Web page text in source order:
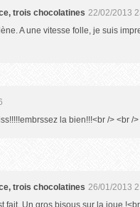
trois chocolatines 22/02/2013
A une vitesse folle, je suis
la bien!!!<br /> <br /
trois chocolatines 26/01/2013
fait. Un gros bisous sur la joue